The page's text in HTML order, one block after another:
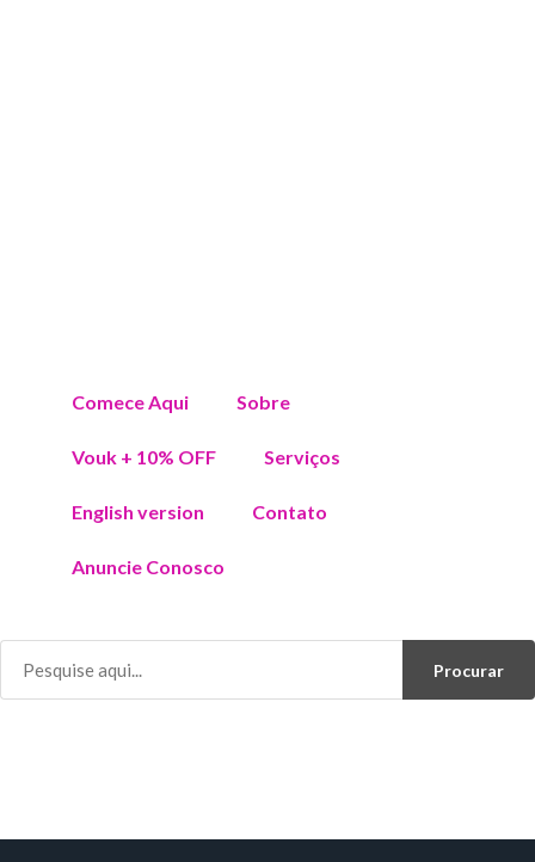
Comece Aqui Sobre
Vouk + 10% OFF Serviços
English version Contato
Anuncie Conosco
Procurar